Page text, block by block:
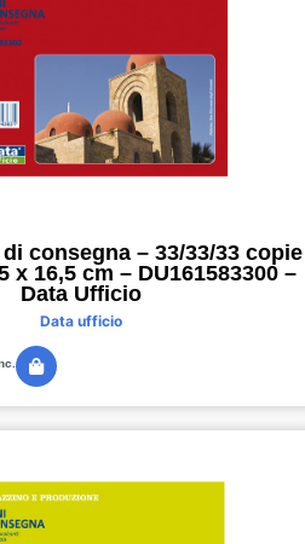
consegna – 33/33/33 copie
x 16,5 cm – DU161583300 –
Data Ufficio
Data ufficio